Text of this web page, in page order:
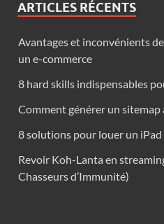
ARTICLES RÉCENTS
Avantages et inconvénients
un e-commerce
8 hard skills indispensables
Comment générer un sitemap
8 solutions pour louer un iPad
Revoir Koh-Lanta en
Chasseurs d’Immunité)